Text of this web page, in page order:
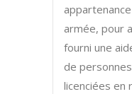
armée, pour
fourni une
de
licenciées en